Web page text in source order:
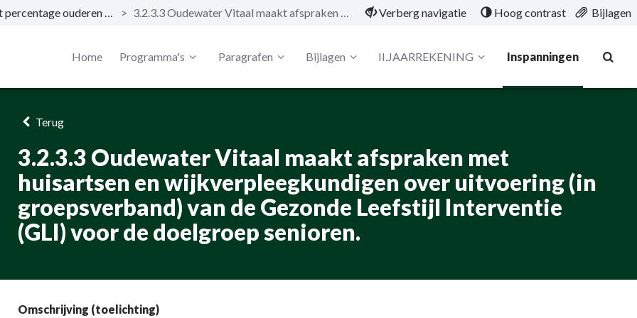
3.2.3 Het percentage ouderen dat zich in 2022 eenzaam/niet geïsoleerd voelt is lager dan 35,2% (Gezondheidsmonitor 2017, GGDrU). > 3.2.3.3 Oudewater Vitaal maakt afspraken met huisartsen en wijkverpleegkundigen over uitvoering (in groepsverband) van de Gezonde Leefstijl Interventie (GLI) voor de doelgroep senioren. Verberg navigatie Hoog contrast Bijlagen
Home Programma's Paragrafen Bijlagen II.JAARREKENING Inspanningen
Terug
3.2.3.3 Oudewater Vitaal maakt afspraken met
huisartsen en wijkverpleegkundigen over uitvoering (in
groepsverband) van de Gezonde Leefstijl Interventie
(GLI) voor de doelgroep senioren.
Omschrijving (toelichting)